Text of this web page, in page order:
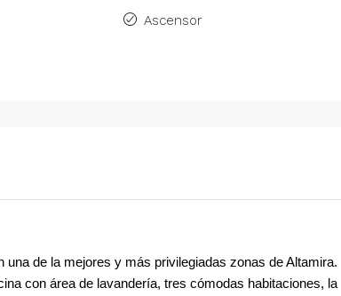
Ascensor
de la mejores y más privilegiadas zonas de Altamira.
con área de lavandería, tres cómodas habitaciones, la